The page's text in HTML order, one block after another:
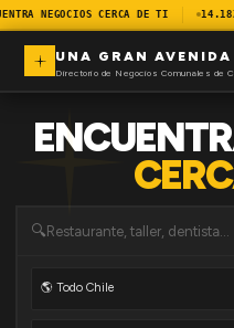
NEGOCIOS CERCA DE TI 14.182
UNA GRAN AVENIDA
Directorio de Negocios Comunales de
🔍